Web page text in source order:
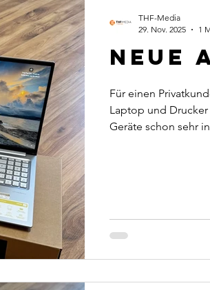
Neue
Für einen
Laptop und
Geräte schon sehr
THF-Media
29. Nov. 2025
1